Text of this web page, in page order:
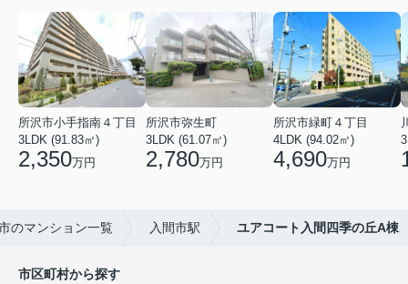
所沢市小手指南４丁目
3LDK (91.83㎡)
2,350万円
所沢市弥生町
3LDK (61.07㎡)
2,780万円
所沢市緑町４丁目
4LDK (94.02㎡)
4,690万円
のマンション一覧 入間市駅 ユアコート入間四季の丘A棟
市区町村から探す